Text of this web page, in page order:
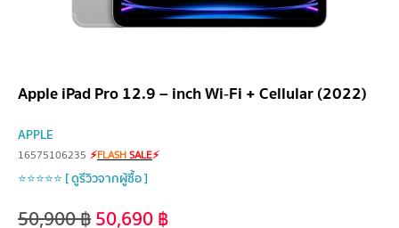
Apple iPad Pro 12.9 – inch Wi‑Fi + Cellular (2022)
APPLE
16575106235 ⚡FLASHSALE⚡
⭐⭐⭐⭐⭐ [ ดูรีวิวจากผู้ซื้อ ]
50,900฿50,690฿